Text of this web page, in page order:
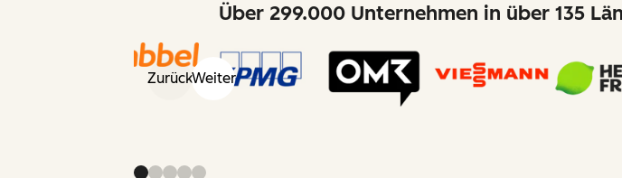
Über 299.000 Unternehmen in über 135
ZurückWeiter